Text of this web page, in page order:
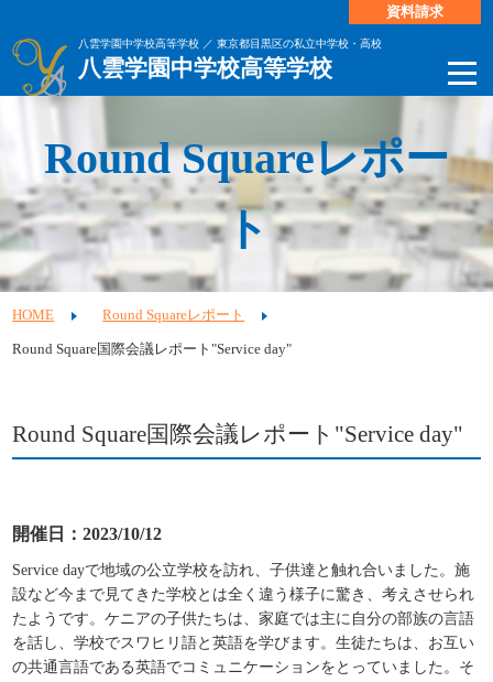
八雲学園中学校高等学校 ／ 東京都目黒区の私立中学校・高校
八雲学園中学校高等学校
資料請求
Round Squareレポー
ト
HOME Round Squareレポート
Round Square国際会議レポート"Service day"
Round Square国際会議レポート"Service day"
開催日：2023/10/12
Service dayで地域の公立学校を訪れ、子供達と触れ合いました。施
設など今まで見てきた学校とは全く違う様子に驚き、考えさせられ
たようです。ケニアの子供たちは、家庭では主に自分の部族の言語
を話し、学校でスワヒリ語と英語を学びます。生徒たちは、お互い
の共通言語である英語でコミュニケーションをとっていました。そ